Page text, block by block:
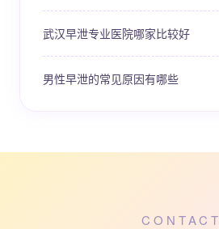
武汉早泄专业医院哪家比较好
男性早泄的常见原因有哪些
CONTACT